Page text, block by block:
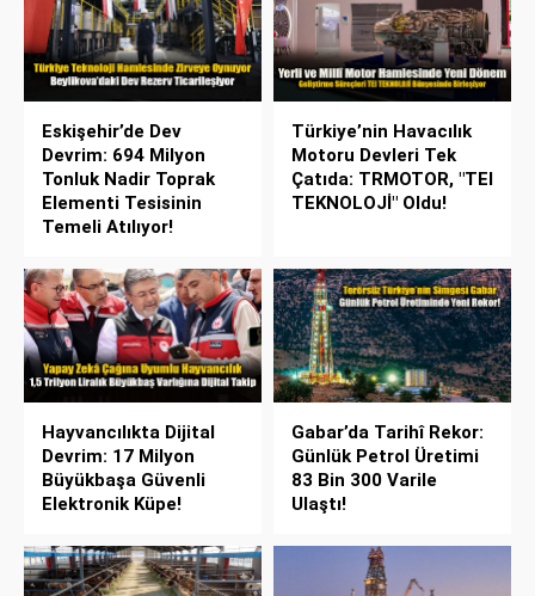
Eskişehir’de Dev
Devrim: 694 Milyon
Tonluk Nadir Toprak
Elementi Tesisinin
Temeli Atılıyor!
Türkiye’nin Havacılık
Motoru Devleri Tek
Çatıda: TRMOTOR, "TEI
TEKNOLOJİ" Oldu!
Hayvancılıkta Dijital
Devrim: 17 Milyon
Büyükbaşa Güvenli
Elektronik Küpe!
Gabar’da Tarihî Rekor:
Günlük Petrol Üretimi
83 Bin 300 Varile
Ulaştı!